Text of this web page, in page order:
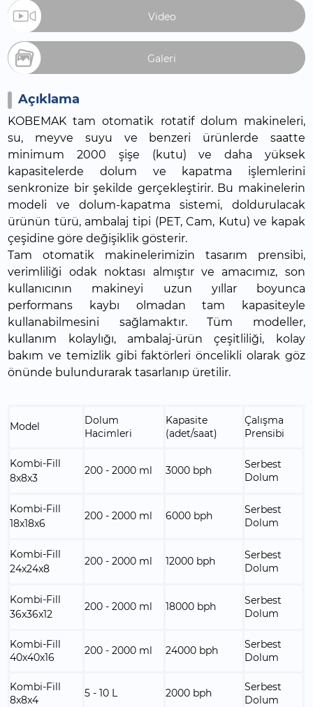
Video
Galeri
Açıklama
KOBEMAK tam otomatik rotatif dolum makineleri,
su, meyve suyu ve benzeri ürünlerde saatte
minimum 2000 şişe (kutu) ve daha yüksek
kapasitelerde dolum ve kapatma işlemlerini
senkronize bir şekilde gerçekleştirir. Bu makinelerin
modeli ve dolum-kapatma sistemi, doldurulacak
ürünün türü, ambalaj tipi (PET, Cam, Kutu) ve kapak
çeşidine göre değişiklik gösterir.
Tam otomatik makinelerimizin tasarım prensibi,
verimliliği odak noktası almıştır ve amacımız, son
kullanıcının makineyi uzun yıllar boyunca
performans kaybı olmadan tam kapasiteyle
kullanabilmesini sağlamaktır. Tüm modeller,
kullanım kolaylığı, ambalaj-ürün çeşitliliği, kolay
bakım ve temizlik gibi faktörleri öncelikli olarak göz
önünde bulundurarak tasarlanıp üretilir.
Model
Dolum
Hacimleri
Kapasite
(adet/saat)
Çalışma
Prensibi
Kombi-Fill
8x8x3
200 - 2000 ml 3000 bph
Serbest
Dolum
Kombi-Fill
18x18x6
200 - 2000 ml 6000 bph
Serbest
Dolum
Kombi-Fill
24x24x8
200 - 2000 ml 12000 bph
Serbest
Dolum
Kombi-Fill
36x36x12
200 - 2000 ml 18000 bph
Serbest
Dolum
Kombi-Fill
40x40x16
200 - 2000 ml 24000 bph
Serbest
Dolum
Kombi-Fill
8x8x4
5 - 10 L 2000 bph
Serbest
Dolum